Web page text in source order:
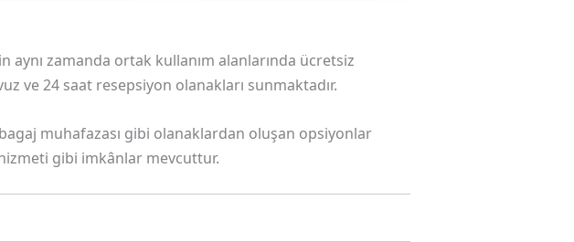
zamanda ortak kullanım alanlarında ücretsiz
ve 24 saat resepsiyon olanakları sunmaktadır.
muhafazası gibi olanaklardan oluşan opsiyonlar
gibi imkânlar mevcuttur.